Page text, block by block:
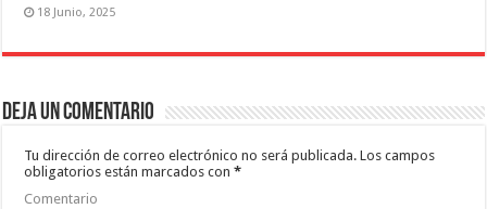
18 Junio, 2025
Deja un comentario
Tu dirección de correo electrónico no será publicada. Los campos
obligatorios están marcados con*
Comentario